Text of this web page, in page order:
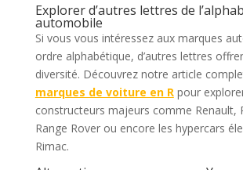
Explorer d’autres lettres de
automobile
Si vous vous intéressez aux marques
ordre alphabétique, d’autres lettres
diversité. Découvrez notre article
marques de voiture en Rpour
constructeurs majeurs comme Renault,
Range Rover ou encore les hypercars
Rimac.